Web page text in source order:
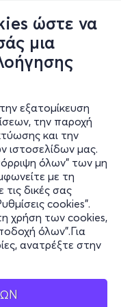
ώστε να
μια
εξατομίκευση
την παροχή
και την
ιστοσελίδων μας.
όλων" των μη
με τη
δικές σας
cookies".
χρήση των cookies,
όλων".Για
ανατρέξτε στην